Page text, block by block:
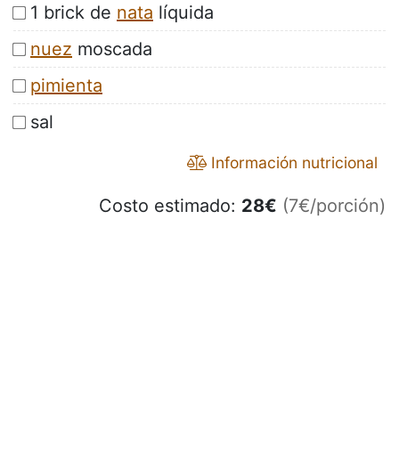
1 brick de nata líquida
nuez moscada
pimienta
sal
Información nutricional
Costo estimado: 28€ (7€/porción)